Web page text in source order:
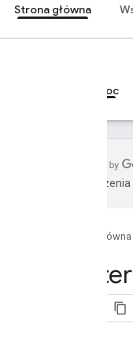
Strona główna
Pomoc
Strona główna